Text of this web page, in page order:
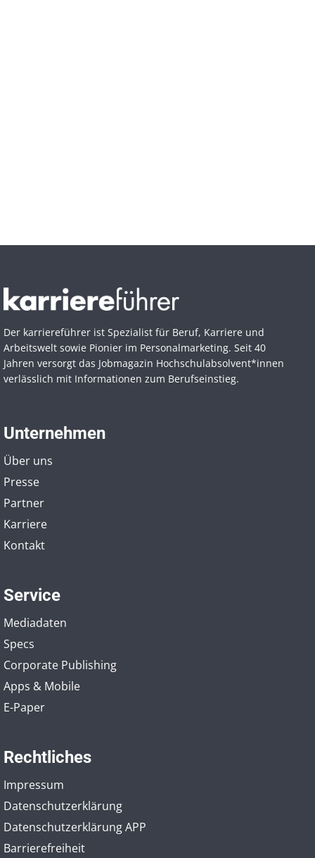
Der karriereführer ist Spezialist für Beruf, Karriere und
Arbeitswelt sowie Pionier im Personal­marketing. Seit 40
Jahren versorgt das Jobmagazin Hochschul­absolvent*innen
verlässlich mit Informationen zum Berufseinstieg.
Unternehmen
Über uns
Presse
Partner
Karriere
Kontakt
Service
Mediadaten
Specs
Corporate Publishing
Apps & Mobile
E-Paper
Rechtliches
Impressum
Datenschutzerklärung
Datenschutzerklärung APP
Barrierefreiheit